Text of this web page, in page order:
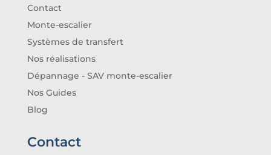
Contact
Monte-escalier
Systèmes de transfert
Nos réalisations
Dépannage - SAV monte-escalier
Nos Guides
Blog
Contact